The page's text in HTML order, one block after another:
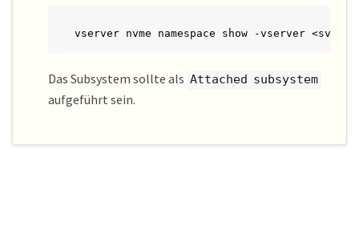
vserver nvme namespace show -vserver
Das Subsystem sollte als Attached subsystem
aufgeführt sein.